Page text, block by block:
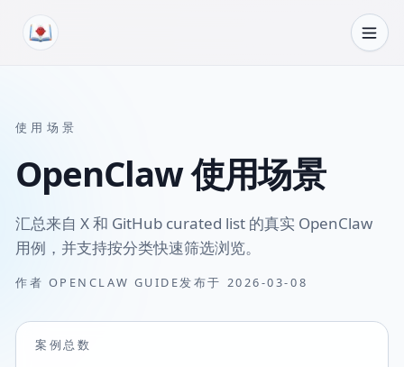
使用场景
OpenClaw 使用场景
汇总来自 X 和 GitHub curated list 的真实 OpenClaw
用例，并支持按分类快速筛选浏览。
作者 OPENCLAW GUIDE发布于 2026-03-08
案例总数